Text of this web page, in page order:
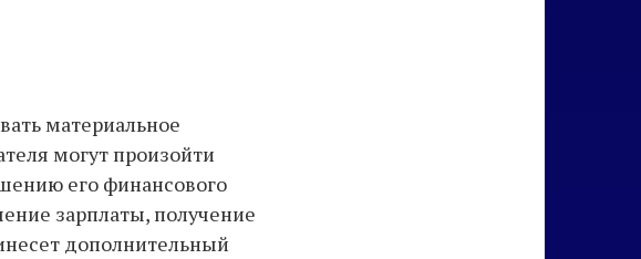
материальное
могут произойти
его финансового
зарплаты, получение
дополнительный